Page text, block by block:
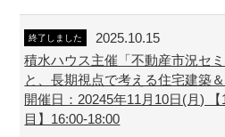
終了しました
2025.10.15
積水ハウス主催「不動産市況セ
と、長期視点で考える住宅建築
開催日：20245年11月10日(月)
目】16:00-18:00